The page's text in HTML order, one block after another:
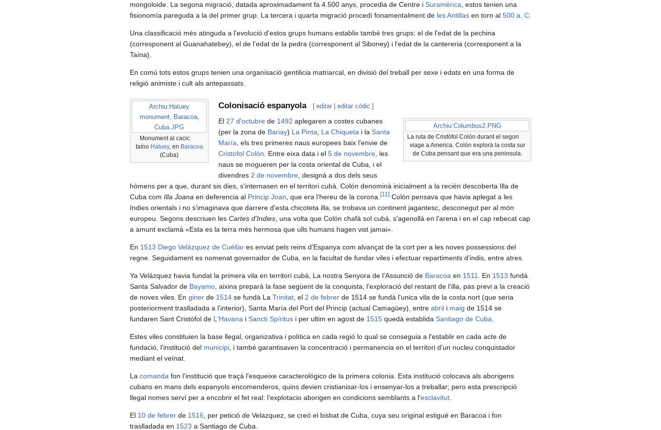
mongoloide. La segona migració, datada aproximadament fa 4.500 anys, procedia de Centre i Suramérica , estos tenien una
fisionomía pareguda a la del primer grup. La tercera i quarta migració procedí fonamentalment de les Antillas en torn al 500 a. C.
Una classificació més atinguda a l'evolució d'estos grups humans establix també tres grups: el de l'edat de la pechina
(corresponent al Guanahatebey), el de l'edat de la pedra (corresponent al Siboney) i l'edat de la cantereria (corresponent a la
Taína).
En comú tots estos grups tenien una organisació gentilicia matriarcal, en divisió del treball per sexe i edats en una forma de
religió animiste i cult als antepassats.
Archiu:Hatuey
monument, Baracoa,
Cuba.JPG
Monument al cacic
taíno Hatuey, en Baracoa
(Cuba)
Colonisació espanyola [ editar| editar còdic ]
Archiu:Columbus2.PNG
La ruta de Cristòfol Colón durant el segon
viage a America. Colón explorà la costa sur
de Cuba pensant que era una peninsula.
El 27 d'octubrede 1492 aplegaren a costes cubanes
(per la zona de Bariay) La Pinta, La Chiquetai la Santa
María, els tres primeres naus europees baix l'envie de
Cristofol Colón. Entre eixa data i el 5 de novembre, les
naus se mogueren per la costa oriental de Cuba, i el
divendres 2 de novembre, designà a dos dels seus
hòmens per a que, durant sis dies, s'internasen en el territori cubà. Colón denominà inicialment a la recién descoberta Illa de
Cuba com Illa Joana en deferencia al Princip Joan, que era l'hereu de la corona. [11] Colón pensava que havia aplegat a les
Indies orientals i no s'imaginava que darrere d'esta chicoteta illa, se trobava un continent jagantesc, desconegut per al món
europeu. Segons descriuen les Cartes d'Indies, una volta que Colón chafà sol cubà, s'agenollà en l'arena i en el cap rebecat cap
a amunt exclamà «Esta es la terra més hermosa que ulls humans hagen vist jamai».
En 1513 Diego Velázquez de Cuéllar es enviat pels reins d'Espanya com alvançat de la cort per a les noves possessions del
regne. Seguidament es nomenat governador de Cuba, en la facultat de fundar viles i efectuar repartiments d'indis, entre atres.
Ya Velázquez havia fundat la primera vila en territori cubà, La nostra Senyora de l'Assunció de Baracoa en 1511. En 1513 fundà
Santa Salvador de Bayamo, aixina preparà la fase següent de la conquista, l'exploració del restant de l'illa, pas previ a la creació
de noves viles. En giner de 1514 se fundà La Trinitat, el 2 de febrer de 1514 se fundà l'unica vila de la costa nort (que seria
posteriorment traslladada a l'interior), Santa María del Port del Princip (actual Camagüey), entre abril i maig de 1514 se
fundaren Sant Cristòfol de L'Havana i Sancti Spíritus i per ultim en agost de 1515 quedà establida Santiago de Cuba.
Estes viles constituien la base llegal, organizativa i política en cada regió lo qual se conseguia a l'establir en cada acte de
fundació, l'institució del municipi, i també garantisaven la concentració i permanencia en el territori d'un nucleu conquistador
mediant el veïnat.
La comanda fon l'institució que traçà l'esqueixe caracterológico de la primera colonia. Esta institució colocava als aborigens
cubans en mans dels espanyols encomenderos, quins devien cristianisar-los i ensenyar-los a treballar; pero esta prescripció
llegal nomes serví per a encobrir el fet real: l'explotacio aborigen en condicions semblants a l'esclavitut.
El 10 de febrer de 1516, per petició de Velazquez, se creó el bisbat de Cuba, cuya seu original estigué en Baracoa i fon
traslladada en 1523 a Santiago de Cuba.